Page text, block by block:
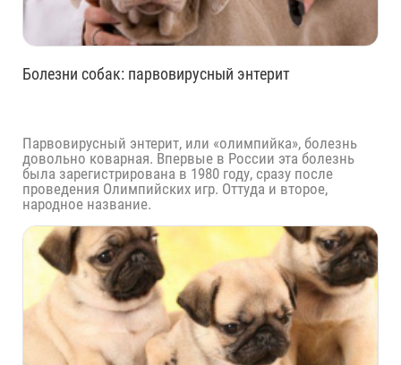
Болезни собак: парвовирусный энтерит
Парвовирусный энтерит, или «олимпийка», болезнь
довольно коварная. Впервые в России эта болезнь
была зарегистрирована в 1980 году, сразу после
проведения Олимпийских игр. Оттуда и второе,
народное название.